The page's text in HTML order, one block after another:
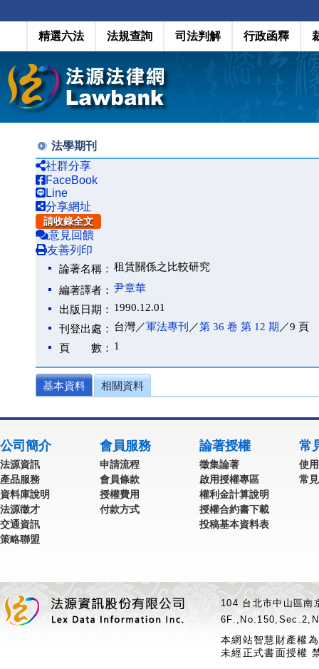
精選六法 法規查詢 司法判解 行政函釋
法學期刊
社群分享
FaceBook
Line
分享網址
請收錄全文
意見回饋
友善列印
論著名稱： 租賃關係之比較研究
編著譯者： 尹章華
出版日期： 1990.12.01
刊登出處： 台灣／軍法專刊 ／第 36 卷 第 12 期 ／9 頁
頁 數： 1
基本資料 相關資料
公司簡介
法源資訊
產品服務
資料庫說明
法源徵才
交通資訊
策略聯盟
會員服務
申請流程
會員條款
授權費用
付款方式
論著授權
徵集論著
啟用授權專區
權利金計算說明
授權合約書下載
投稿基本資料表
常
使
常
104 台北市中山區
本網站智慧財產權
未經正式書面授權